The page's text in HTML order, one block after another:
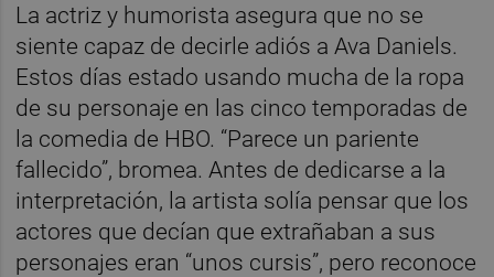
La actriz y humorista asegura que no se
siente capaz de decirle adiós a Ava Daniels.
Estos días estado usando mucha de la ropa
de su personaje en las cinco temporadas de
la comedia de HBO. “Parece un pariente
fallecido”, bromea. Antes de dedicarse a la
interpretación, la artista solía pensar que los
actores que decían que extrañaban a sus
personajes eran “unos cursis”, pero reconoce